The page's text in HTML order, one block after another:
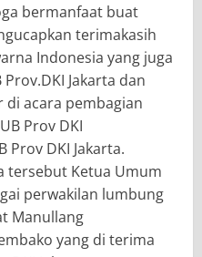
bermanfaat buat
terimakasih
Indonesia yang juga
Jakarta dan
di acara pembagian
Prov DKI
Prov DKI Jakarta.
tersebut Ketua Umum
perwakilan lumbung
Manullang
yang di terima